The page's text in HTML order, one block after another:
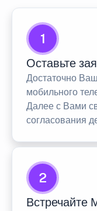
1
Оставьте
Достаточно
мобильного
Далее с Вами
согласования
2
Встречайте